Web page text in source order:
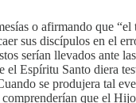
o afirmando que
sus discípulos en el
serían llevados ante
Espíritu Santo diera
se produjera tal
que el